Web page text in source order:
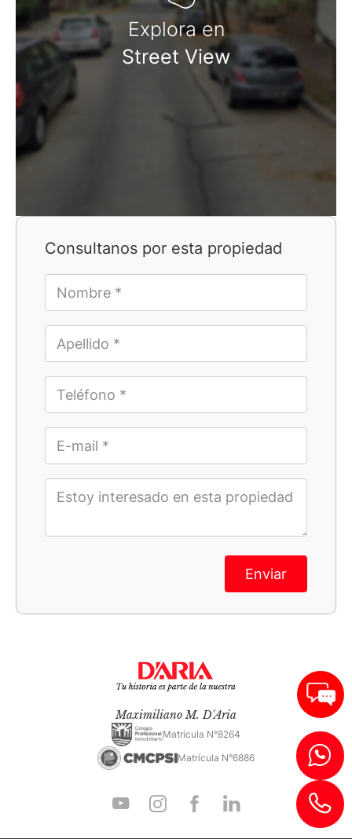
Consultanos por esta propiedad
Enviar
Explora en
Street View
Maximiliano M. D'Aria
Matrícula N°8264
Matrícula N°6886